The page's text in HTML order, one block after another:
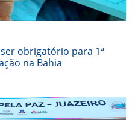
obrigatório para 1ª
na Bahia